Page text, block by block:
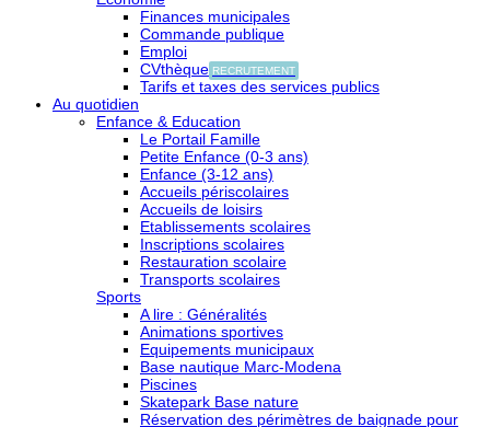
Finances municipales
Commande publique
Emploi
CVthèque RECRUTEMENT
Tarifs et taxes des services publics
Au quotidien
Enfance & Education
Le Portail Famille
Petite Enfance (0-3 ans)
Enfance (3-12 ans)
Accueils périscolaires
Accueils de loisirs
Etablissements scolaires
Inscriptions scolaires
Restauration scolaire
Transports scolaires
Sports
A lire : Généralités
Animations sportives
Equipements municipaux
Base nautique Marc-Modena
Piscines
Skatepark Base nature
Réservation des périmètres de baignade pour